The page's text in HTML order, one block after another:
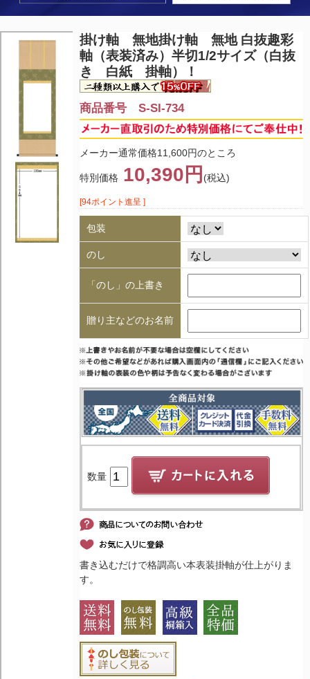
掛け軸 無地掛け軸 無地 白抜趣彩
軸（表装済み）半切1/2サイズ（白抜
き 白紙 掛軸）！
商品番号 S-SI-734
メーカー通常価格11,600円のところ
特別価格 10,390円 (税込)
[94ポイント進呈 ]
包装
のし
「のし」の上書き
贈り主などのお名前
数量
書き込むだけで格調高い本表装掛軸が仕上がりま
す。